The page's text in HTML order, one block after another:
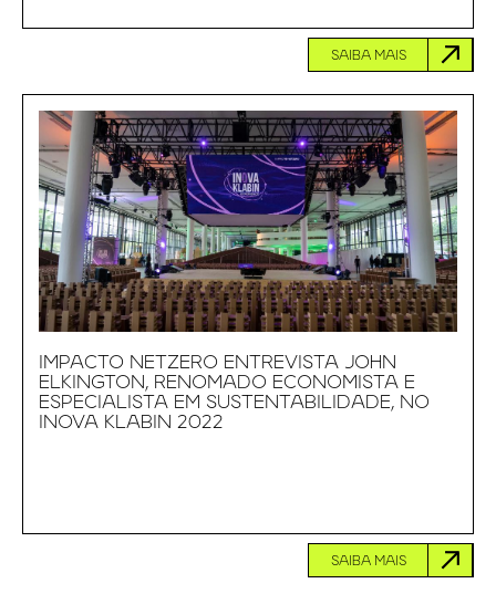
SAIBA MAIS
IMPACTO NETZERO ENTREVISTA JOHN
ELKINGTON, RENOMADO ECONOMISTA E
ESPECIALISTA EM SUSTENTABILIDADE, NO
INOVA KLABIN 2022
SAIBA MAIS